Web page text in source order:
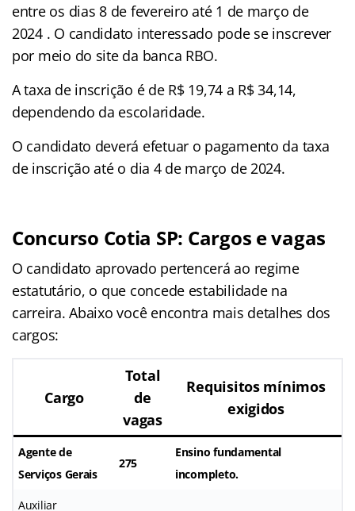
entre os dias 8 de fevereiro até 1 de março de
2024 . O candidato interessado pode se inscrever
por meio do site da banca RBO.
A taxa de inscrição é de R$ 19,74 a R$ 34,14,
dependendo da escolaridade.
O candidato deverá efetuar o pagamento da taxa
de inscrição até o dia 4 de março de 2024.
Concurso Cotia SP: Cargos e vagas
O candidato aprovado pertencerá ao regime
estatutário, o que concede estabilidade na
carreira. Abaixo você encontra mais detalhes dos
cargos:
Cargo
Total
de
vagas
Requisitos mínimos
exigidos
Agente de
Serviços Gerais
275
Ensino fundamental
incompleto.
Auxiliar